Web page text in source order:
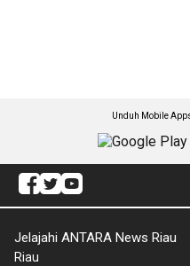
Unduh Mobile
Jelajahi ANTARA News Riau
Riau